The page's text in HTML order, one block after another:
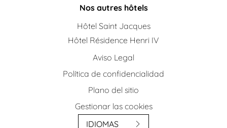
Nos autres hôtels
Hôtel Saint Jacques
Hôtel Résidence Henri IV
Aviso Legal
Política de confidencialidad
Plano del sitio
Gestionar las cookies
IDIOMAS